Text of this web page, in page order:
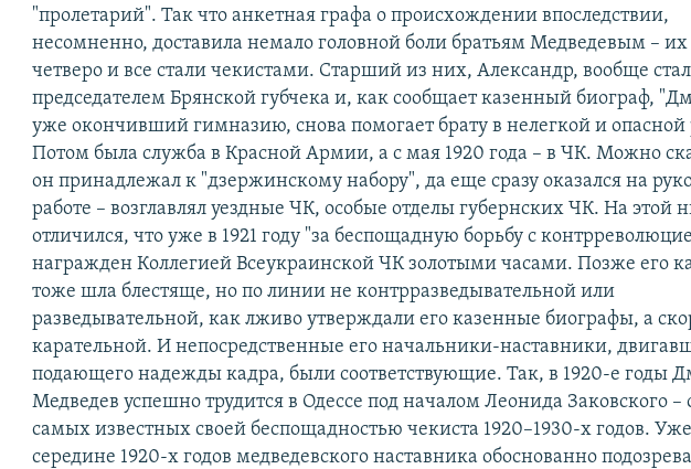
"пролетарий". Так что анкетная графа о происхождении впоследствии,
несомненно, доставила немало головной боли братьям Медведевым –
четверо и все стали чекистами. Старший из них, Александр, вообще
председателем Брянской губчека и, как сообщает казенный биограф,
уже окончивший гимназию, снова помогает брату в нелегкой и опасной
Потом была служба в Красной Армии, а с мая 1920 года – в ЧК. Можно
он принадлежал к "дзержинскому набору", да еще сразу оказался на
работе – возглавлял уездные ЧК, особые отделы губернских ЧК. На этой
отличился, что уже в 1921 году "за беспощадную борьбу с
награжден Коллегией Всеукраинской ЧК золотыми часами. Позже его
тоже шла блестяще, но по линии не контрразведывательной или
разведывательной, как лживо утверждали его казенные биографы, а
карательной. И непосредственные его начальники-наставники,
подающего надежды кадра, были соответствующие. Так, в 1920-е годы
Медведев успешно трудится в Одессе под началом Леонида Заковского –
самых известных своей беспощадностью чекиста 1920–1930-х годов.
середине 1920-х годов медведевского наставника обоснованно